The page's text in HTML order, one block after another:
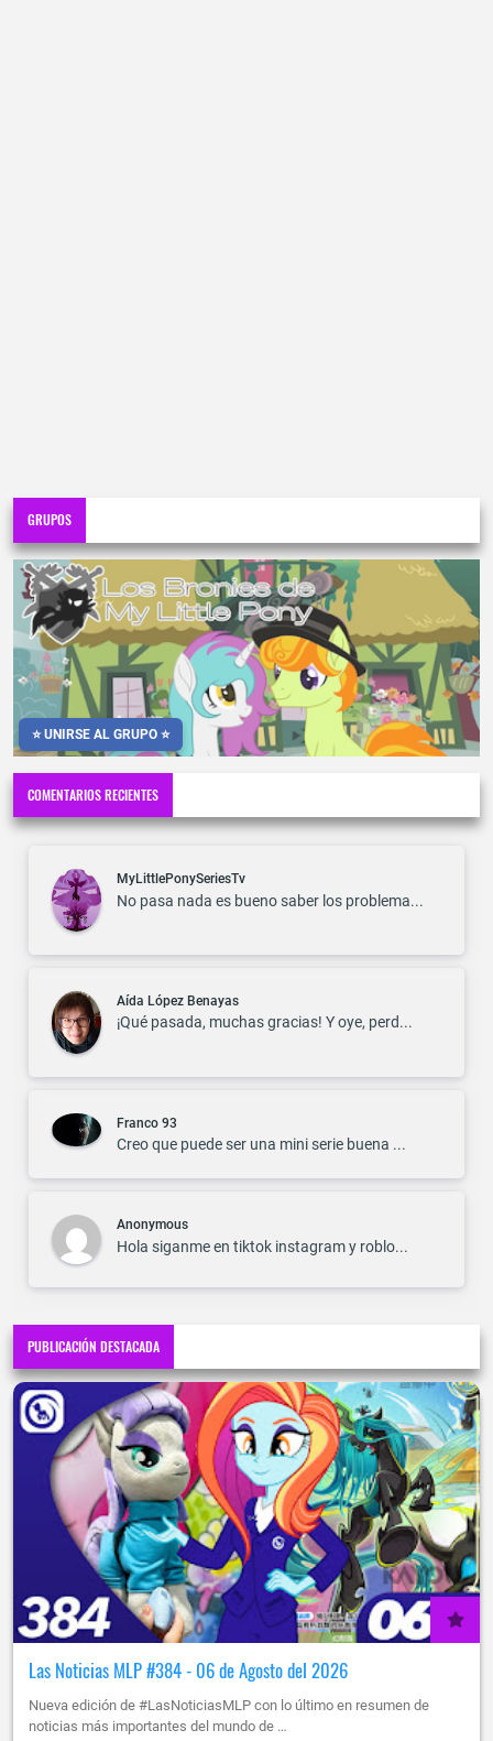
GRUPOS
⭐ UNIRSE AL GRUPO ⭐
COMENTARIOS RECIENTES
MyLittlePonySeriesTv
No pasa nada es bueno saber los problema...
Aída López Benayas
¡Qué pasada, muchas gracias! Y oye, perd...
Franco 93
Creo que puede ser una mini serie buena ...
Anonymous
Hola siganme en tiktok instagram y roblo...
PUBLICACIÓN DESTACADA
Las Noticias MLP #384 - 06 de Agosto del 2026
Nueva edición de #LasNoticiasMLP con lo último en resumen de
noticias más importantes del mundo de …